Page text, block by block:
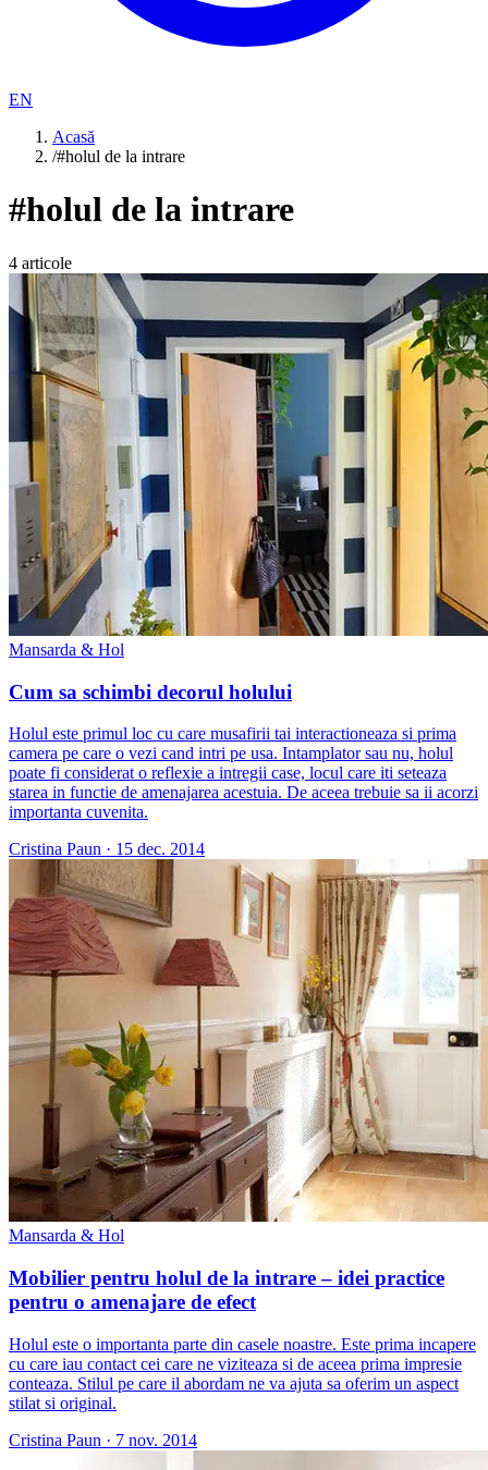
EN
Acasă
/#holul de la intrare
#holul de la intrare
4 articole
Mansarda & Hol
Cum sa schimbi decorul holului
Holul este primul loc cu care musafirii tai interactioneaza si prima
camera pe care o vezi cand intri pe usa. Intamplator sau nu, holul
poate fi considerat o reflexie a intregii case, locul care iti seteaza
starea in functie de amenajarea acestuia. De aceea trebuie sa ii acorzi
importanta cuvenita.
Cristina Paun · 15 dec. 2014
Mansarda & Hol
Mobilier pentru holul de la intrare – idei practice
pentru o amenajare de efect
Holul este o importanta parte din casele noastre. Este prima incapere
cu care iau contact cei care ne viziteaza si de aceea prima impresie
conteaza. Stilul pe care il abordam ne va ajuta sa oferim un aspect
stilat si original.
Cristina Paun · 7 nov. 2014